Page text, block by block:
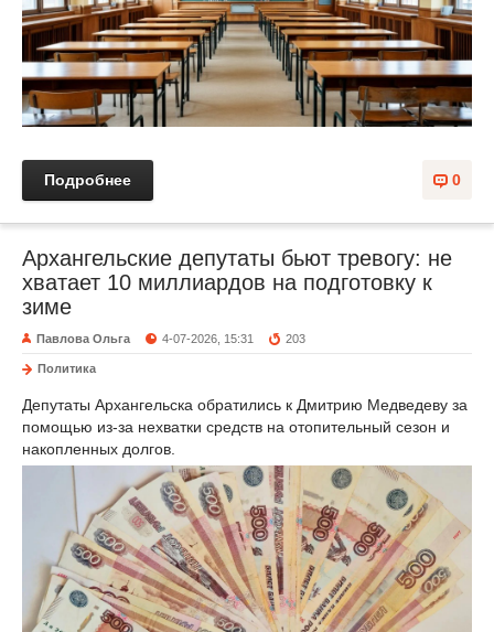
0
Подробнее
Архангельские депутаты бьют тревогу: не
хватает 10 миллиардов на подготовку к
зиме
Павлова Ольга 4-07-2026, 15:31 203
Политика
Депутаты Архангельска обратились к Дмитрию Медведеву за
помощью из-за нехватки средств на отопительный сезон и
накопленных долгов.